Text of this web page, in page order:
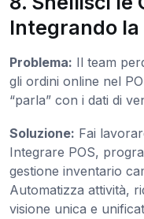
Integrando la
Problema: Il team
gli ordini online nel
“parla” con i dati di
Soluzione: Fai
Integrare POS,
gestione inventario
Automatizza attività,
visione unica e